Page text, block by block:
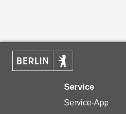
Service
Service-App